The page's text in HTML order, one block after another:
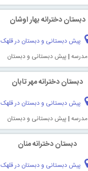
دبستان دخترانه بهار اوشان
پیش دبستانی و دبستان در قلهک
مدرسه | پیش دبستانی و دبستان
دبستان دخترانه مهر تابان
پیش دبستانی و دبستان در قلهک
مدرسه | پیش دبستانی و دبستان
دبستان دخترانه منان
پیش دبستانی و دبستان در قلهک